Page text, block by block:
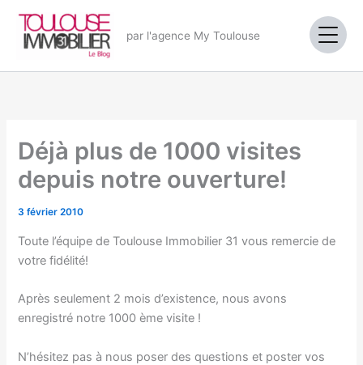
contenu
par l'agence My Toulouse
Déjà plus de 1000 visites
depuis notre ouverture!
3 février 2010
Toute l’équipe de Toulouse Immobilier 31 vous remercie de
votre fidélité!
Après seulement 2 mois d’existence, nous avons
enregistré notre 1000 ème visite !
N’hésitez pas à nous poser des questions et poster vos